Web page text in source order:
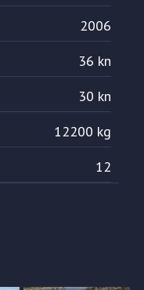
2006
36 kn
30 kn
12200 kg
12